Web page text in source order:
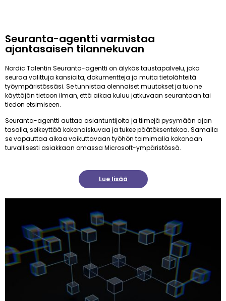
Seuranta-agentti varmistaa
ajantasaisen tilannekuvan
Nordic Talentin Seuranta-agentti on älykäs taustapalvelu, joka
seuraa valittuja kansioita, dokumentteja ja muita tietolähteitä
työympäristössäsi. Se tunnistaa olennaiset muutokset ja tuo ne
käyttäjän tietoon ilman, että aikaa kuluu jatkuvaan seurantaan tai
tiedon etsimiseen.
Seuranta-agentti auttaa asiantuntijoita ja tiimejä pysymään ajan
tasalla, selkeyttää kokonaiskuvaa ja tukee päätöksentekoa. Samalla
se vapauttaa aikaa vaikuttavaan työhön toimimalla kokonaan
turvallisesti asiakkaan omassa Microsoft-ympäristössä.
Lue lisää